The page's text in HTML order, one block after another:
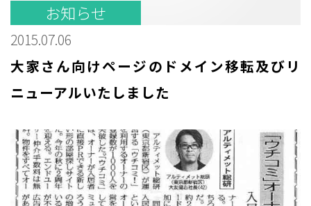
お知らせ
2015.07.06
大家さん向けページのドメイン移転及びリ
ニューアルいたしました